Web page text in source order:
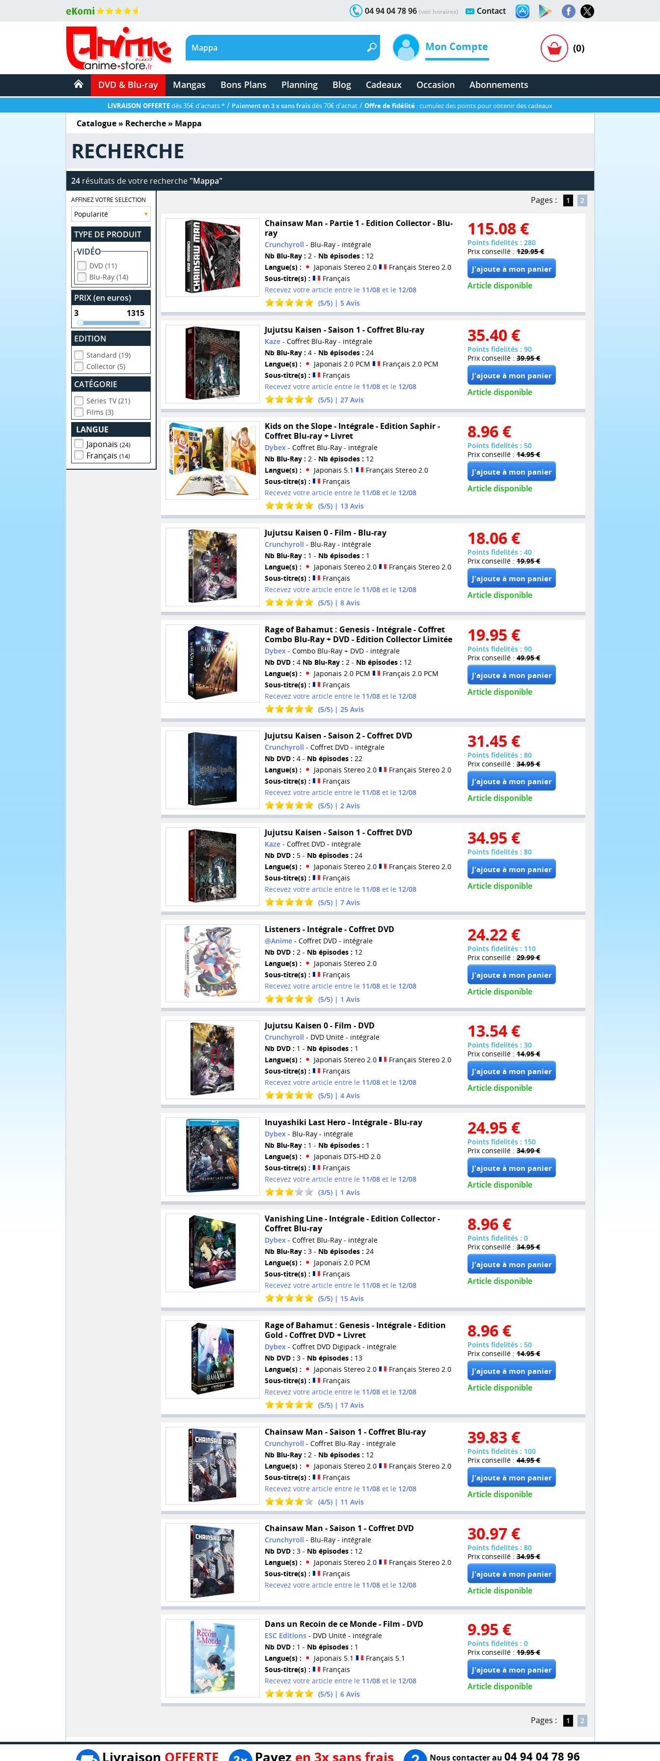
Contact
04 94 04 78 96 (voir horaires)
Mon Compte (0)
DVD & Blu-ray Mangas Bons Plans Planning Blog Cadeaux Occasion Abonnements
LIVRAISON OFFERTEdès 35€ d'achats * / Paiement en 3 x sans fraisdès 70€ d'achat / Offre de fidélité : cumulez des points pour obtenir des cadeaux
Catalogue» Recherche » Mappa
RECHERCHE
24résultats de votre recherche "Mappa"
AFFINEZ VOTRE SELECTION
TYPE DE PRODUIT
VIDÉO
DVD (11)
Blu-Ray (14)
PRIX (en euros)
EDITION
Standard (19)
Collector (5)
CATÉGORIE
Séries TV (21)
Films (3)
LANGUE
Japonais(24)
Français(14)
Pages : 1 2
Chainsaw Man - Partie 1 - Edition Collector - Blu-
ray
Crunchyroll - Blu-Ray - intégrale
Nb Blu-Ray : 2 - Nb épisodes : 12
Langue(s) :
Japonais Stereo 2.0
Français Stereo 2.0
Sous-titre(s) :
Français
Recevez votre article entre le 11/08et le 12/08
(5/5) | 5Avis
115.08 €
Points fidelités : 280
Prix conseillé : 129.95 €
Article disponible
Jujutsu Kaisen - Saison 1 - Coffret Blu-ray
Kaze- Coffret Blu-Ray - intégrale
Nb Blu-Ray : 4 - Nb épisodes : 24
Langue(s) :
Japonais 2.0 PCM
Français 2.0 PCM
Sous-titre(s) :
Français
Recevez votre article entre le 11/08et le 12/08
(5/5) | 27Avis
35.40 €
Points fidelités : 90
Prix conseillé : 39.95 €
Article disponible
Kids on the Slope - Intégrale - Edition Saphir -
Coffret Blu-ray + Livret
Dybex- Coffret Blu-Ray - intégrale
Nb Blu-Ray : 2 - Nb épisodes : 12
Langue(s) :
Japonais 5.1
Français Stereo 2.0
Sous-titre(s) :
Français
Recevez votre article entre le 11/08et le 12/08
(5/5) | 13Avis
8.96 €
Points fidelités : 50
Prix conseillé : 14.95 €
Article disponible
Jujutsu Kaisen 0 - Film - Blu-ray
Crunchyroll - Blu-Ray - intégrale
Nb Blu-Ray : 1 - Nb épisodes : 1
Langue(s) :
Japonais Stereo 2.0
Français Stereo 2.0
Sous-titre(s) :
Français
Recevez votre article entre le 11/08et le 12/08
(5/5) | 8Avis
18.06 €
Points fidelités : 40
Prix conseillé : 19.95 €
Article disponible
Rage of Bahamut : Genesis - Intégrale - Coffret
Combo Blu-Ray + DVD - Edition Collector Limitée
Dybex - Combo Blu-Ray + DVD - intégrale
Nb DVD : 4 Nb Blu-Ray : 2 - Nb épisodes : 12
Langue(s) :
Japonais 2.0 PCM
Français 2.0 PCM
Sous-titre(s) :
Français
Recevez votre article entre le 11/08et le 12/08
(5/5) | 25Avis
19.95 €
Points fidelités : 90
Prix conseillé : 49.95 €
Article disponible
Jujutsu Kaisen - Saison 2 - Coffret DVD
Crunchyroll - Coffret DVD - intégrale
Nb DVD : 4 - Nb épisodes : 22
Langue(s) :
Japonais Stereo 2.0
Français Stereo 2.0
Sous-titre(s) :
Français
Recevez votre article entre le 11/08et le 12/08
(5/5) | 2Avis
31.45 €
Points fidelités : 80
Prix conseillé : 34.95 €
Article disponible
Jujutsu Kaisen - Saison 1 - Coffret DVD
Kaze- Coffret DVD - intégrale
Nb DVD : 5 - Nb épisodes : 24
Langue(s) :
Japonais Stereo 2.0
Français Stereo 2.0
Sous-titre(s) :
Français
Recevez votre article entre le 11/08et le 12/08
(5/5) | 7Avis
34.95 €
Points fidelités : 80
Article disponible
Listeners - Intégrale - Coffret DVD
@Anime- Coffret DVD - intégrale
Nb DVD : 2 - Nb épisodes : 12
Langue(s) :
Japonais Stereo 2.0
Sous-titre(s) :
Français
Recevez votre article entre le 11/08et le 12/08
(5/5) | 1 Avis
24.22 €
Points fidelités : 110
Prix conseillé : 29.99 €
Article disponible
Jujutsu Kaisen 0 - Film - DVD
Crunchyroll - DVD Unité - intégrale
Nb DVD : 1 - Nb épisodes : 1
Langue(s) :
Japonais Stereo 2.0
Français Stereo 2.0
Sous-titre(s) :
Français
Recevez votre article entre le 11/08et le 12/08
(5/5) | 4Avis
13.54 €
Points fidelités : 30
Prix conseillé : 14.95 €
Article disponible
Inuyashiki Last Hero - Intégrale - Blu-ray
Dybex- Blu-Ray - intégrale
Nb Blu-Ray : 1 - Nb épisodes : 1
Langue(s) :
Japonais DTS-HD 2.0
Sous-titre(s) :
Français
Recevez votre article entre le 11/08et le 12/08
(3/5) | 1 Avis
24.95 €
Points fidelités : 150
Prix conseillé : 34.99 €
Article disponible
Vanishing Line - Intégrale - Edition Collector -
Coffret Blu-ray
Dybex- Coffret Blu-Ray - intégrale
Nb Blu-Ray : 3 - Nb épisodes : 24
Langue(s) :
Japonais 2.0 PCM
Sous-titre(s) :
Français
Recevez votre article entre le 11/08et le 12/08
(5/5) | 15Avis
8.96 €
Points fidelités : 0
Prix conseillé : 34.95 €
Article disponible
Rage of Bahamut : Genesis - Intégrale - Edition
Gold - Coffret DVD + Livret
Dybex- Coffret DVD Digipack - intégrale
Nb DVD : 3 - Nb épisodes : 13
Langue(s) :
Japonais Stereo 2.0
Français Stereo 2.0
Sous-titre(s) :
Français
Recevez votre article entre le 11/08et le 12/08
(5/5) | 17Avis
8.96 €
Points fidelités : 50
Prix conseillé : 14.95 €
Article disponible
Chainsaw Man - Saison 1 - Coffret Blu-ray
Crunchyroll - Coffret Blu-Ray - intégrale
Nb Blu-Ray : 2 - Nb épisodes : 12
Langue(s) :
Japonais Stereo 2.0
Français Stereo 2.0
Sous-titre(s) :
Français
Recevez votre article entre le 11/08et le 12/08
(4/5) | 11 Avis
39.83 €
Points fidelités : 100
Prix conseillé : 44.95 €
Article disponible
Chainsaw Man - Saison 1 - Coffret DVD
Crunchyroll - Blu-Ray - intégrale
Nb DVD : 3 - Nb épisodes : 12
Langue(s) :
Japonais Stereo 2.0
Français Stereo 2.0
Sous-titre(s) :
Français
Recevez votre article entre le 11/08et le 12/08
30.97 €
Points fidelités : 80
Prix conseillé : 34.95 €
Article disponible
Dans un Recoin de ce Monde - Film - DVD
ESC Editions- DVD Unité - intégrale
Nb DVD : 1 - Nb épisodes : 1
Langue(s) :
Japonais 5.1
Français 5.1
Sous-titre(s) :
Français
Recevez votre article entre le 11/08et le 12/08
(5/5) | 6Avis
9.95 €
Points fidelités : 0
Prix conseillé : 19.95 €
Article disponible
Pages : 1 2
Livraison OFFERTE Payez en 3x sans frais Nous contacter au 04 94 04 78 96